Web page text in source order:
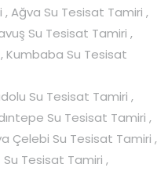
, Ağva Su Tesisat Tamiri ,
Su Tesisat Tamiri ,
Kumbaba Su Tesisat
Su Tesisat Tamiri ,
Su Tesisat Tamiri ,
Çelebi Su Tesisat Tamiri ,
Su Tesisat Tamiri ,